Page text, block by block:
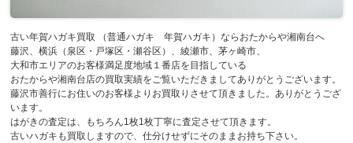
古い年賀ハガキ買取 （普通ハガキ 年賀ハガキ）ならおたからや湘南台へ
藤沢、横浜（泉区・戸塚区・瀬谷区）、綾瀬市、茅ヶ崎市、
大和市エリアのお客様満足度地域１番店を目指している
おたからや湘南台店の買取実績をご覧いただきましてありがとうございます。
藤沢市善行にお住いのお客様よりお買取りさせて頂きました。ありがとうござ
います。
はがきの査定は、もちろん1枚1枚丁寧に査定させて頂きます。
古いハガキも買取しますので、仕分けせずにそのままお持ち下さい。